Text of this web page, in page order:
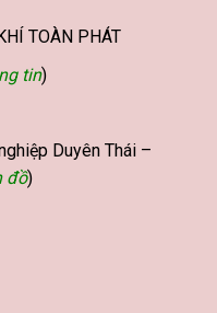
TOÀN PHÁT
tin)
Duyên Thái –
đồ)